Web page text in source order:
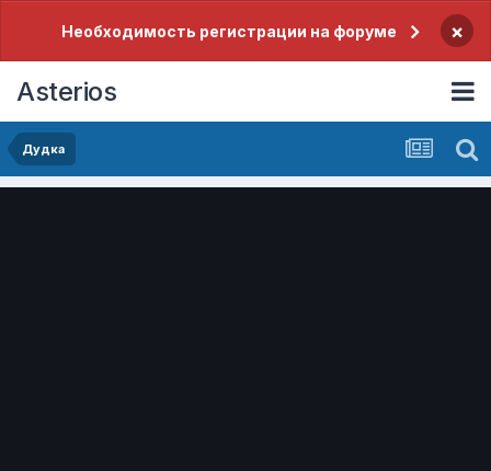
Необходимость регистрации на форуме ×
Asterios
Дудка